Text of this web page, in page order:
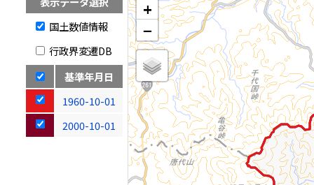
国土数値情報
行政界変遷DB
基準年月日
1960-10-01
2000-10-01
+
−